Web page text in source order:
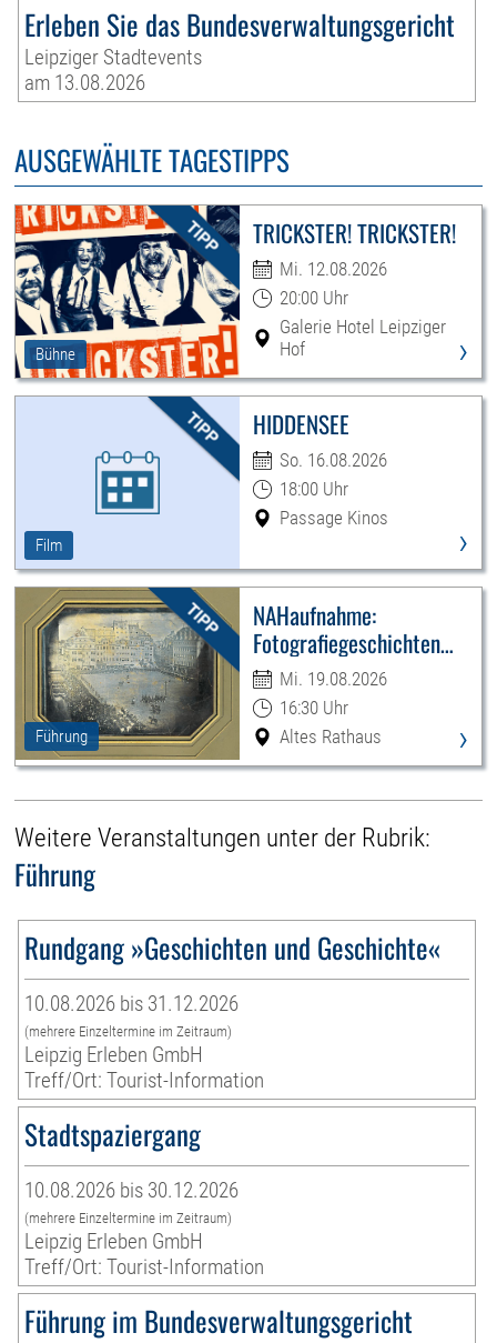
Erleben Sie das Bundesverwaltungsgericht
Leipziger Stadtevents
am 13.08.2026
AUSGEWÄHLTE TAGESTIPPS
Bühne
TRICKSTER! TRICKSTER!
Mi. 12.08.2026
20:00 Uhr
Galerie Hotel Leipziger
Hof
›
Film
HIDDENSEE
So. 16.08.2026
18:00 Uhr
Passage Kinos
›
Führung
NAHaufnahme:
Fotografiegeschichten
Leipzigs
Mi. 19.08.2026
16:30 Uhr
Altes Rathaus
›
Weitere Veranstaltungen unter der Rubrik:
Führung
Rundgang »Geschichten und Geschichte«
10.08.2026 bis 31.12.2026
(mehrere Einzeltermine im Zeitraum)
Leipzig Erleben GmbH
Treff/Ort: Tourist-Information
Stadtspaziergang
10.08.2026 bis 30.12.2026
(mehrere Einzeltermine im Zeitraum)
Leipzig Erleben GmbH
Treff/Ort: Tourist-Information
Führung im Bundesverwaltungsgericht